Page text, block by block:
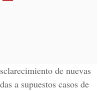
de nuevas
a supuestos casos de